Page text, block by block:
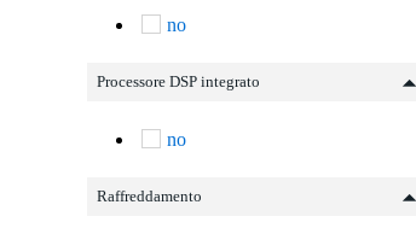
no
Processore DSP integrato
no
Raffreddamento